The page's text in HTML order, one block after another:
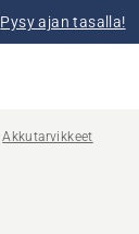
Pysy ajan tasalla!
Akkutarvikkeet